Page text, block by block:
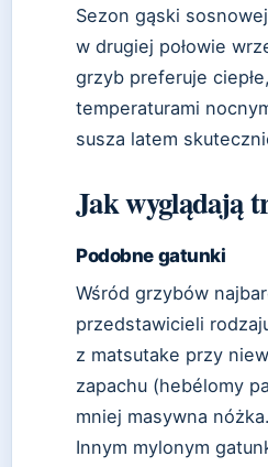
Sezon gąski
w drugiej połowie
grzyb preferuje
temperaturami
susza latem
Jak wyglądają
Podobne gatunki
Wśród grzybów
przedstawicieli
z matsutake przy
zapachu (hebélomy
mniej masywna nóżka.
Innym mylonym